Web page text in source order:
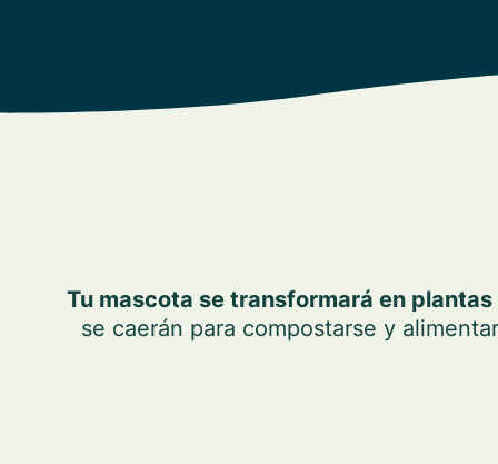
Tu mascota se transformará en plantas
se caerán para compostarse y